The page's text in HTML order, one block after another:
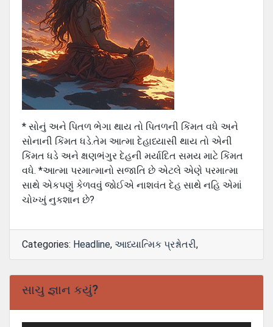
* સોનું અને પિતળ ભેગા થાય તો પિતળની કિંમત વધે અને
સોનાની કિંમત ધડે.તેમ આત્મા દેહાધ્યાસી થાય તો એની
કિંમત ધડે અને ક્ષણભંગુર દેહની મર્યાદિત સમય માટે કિંમત
વધે. *આત્મા પરમાત્માનો સજાતિ છે એટલે એણે પરમાત્મા
સાથે એકપણું કેળવવું જોઈએ નાશવંત દેહ સાથે નહિ એમાં
ચોખ્ખું નુકશાન છે?
Categories: Headline, આધ્યાત્મિક પ્રશ્નોતરી,
સાચુ જ્ઞાન કયું?